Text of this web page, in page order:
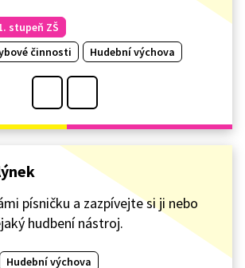
stupeň ZŠ
činnosti
Hudební výchova
písničku a zazpívejte si ji nebo
hudbení nástroj.
Hudební výchova